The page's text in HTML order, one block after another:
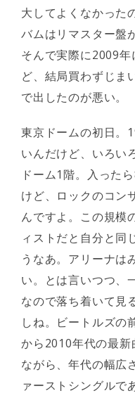
大してよくなかった
バムはリマスター盤
そんで実際に2009
ど、結局買わずじま
で出したのが悪い。
東京ドームの初日。
いんだけど、いろい
ドーム1階。入った
けど、ロックのコン
んですよ。この規模
ィストだと自分と同
うなあ。アリーナは
い。とは言いつつ、
なので落ち着いて見
しね。ビートルズの
から2010年代の最新
ながら、年代の幅広
ァーストシングル